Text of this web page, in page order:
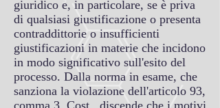
giuridico e, in particolare, se è priva
di qualsiasi giustificazione o presenta
contraddittorie o insufficienti
giustificazioni in materie che incidono
in modo significativo sull'esito del
processo. Dalla norma in esame, che
sanziona la violazione dell'articolo 93,
comma 3, Cost., discende che i motivi